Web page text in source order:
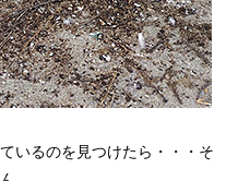
いるのを見つけたら・・・そ